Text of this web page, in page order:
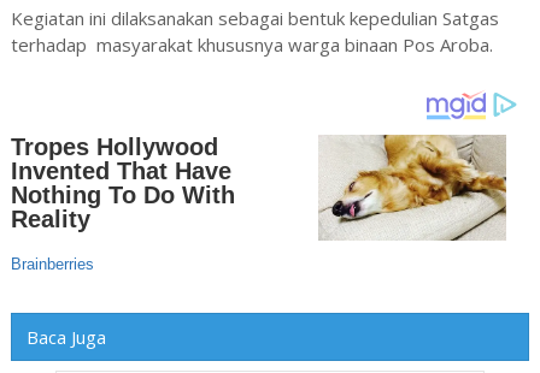
Kegiatan ini dilaksanakan sebagai bentuk kepedulian Satgas
terhadap masyarakat khususnya warga binaan Pos Aroba.
Baca Juga